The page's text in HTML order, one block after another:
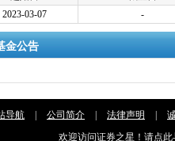
2023-03-07
-
金公告
导航 公司简介 法律声明
欢迎访问证券之星！请点此